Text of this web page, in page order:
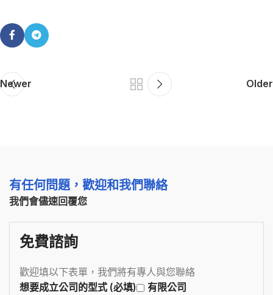
Newer Older
有任何問題，歡迎和我們聯絡
我們會儘速回覆您
免費諮詢
歡迎填以下表單，我們將有專人與您聯絡
想要成立公司的型式 (必填)
有限公司